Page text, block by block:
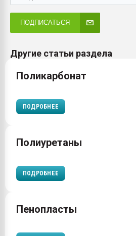
ПОДПИСАТЬСЯ
Другие статьи раздела
Поликарбонат
ПОДРОБНЕЕ
Полиуретаны
ПОДРОБНЕЕ
Пенопласты